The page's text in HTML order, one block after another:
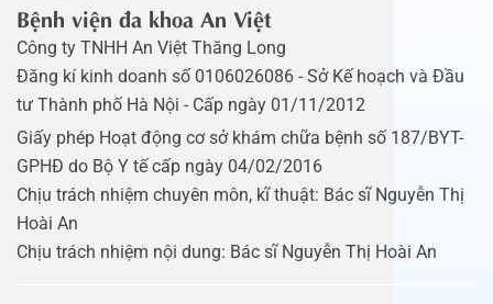
Bệnh viện đa khoa An Việt
Công ty TNHH An Việt Thăng Long
Đăng kí kinh doanh số 0106026086 - Sở Kế hoạch và Đầu
tư Thành phố Hà Nội - Cấp ngày 01/11/2012
Giấy phép Hoạt động cơ sở khám chữa bệnh số 187/BYT-
GPHĐ do Bộ Y tế cấp ngày 04/02/2016
Chịu trách nhiệm chuyên môn, kĩ thuật: Bác sĩ Nguyễn Thị
Hoài An
Chịu trách nhiệm nội dung: Bác sĩ Nguyễn Thị Hoài An